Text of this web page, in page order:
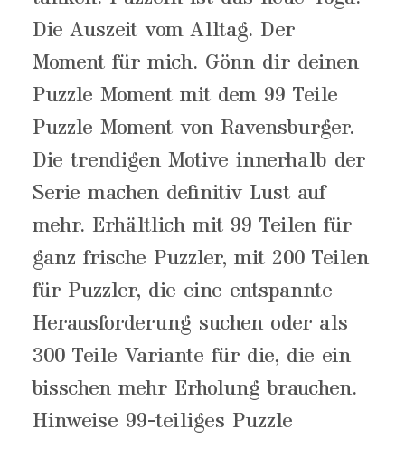
Die Auszeit vom Alltag. Der
Moment für mich. Gönn dir deinen
Puzzle Moment mit dem 99 Teile
Puzzle Moment von Ravensburger.
Die trendigen Motive innerhalb der
Serie machen definitiv Lust auf
mehr. Erhältlich mit 99 Teilen für
ganz frische Puzzler, mit 200 Teilen
für Puzzler, die eine entspannte
Herausforderung suchen oder als
300 Teile Variante für die, die ein
bisschen mehr Erholung brauchen.
Hinweise 99-teiliges Puzzle